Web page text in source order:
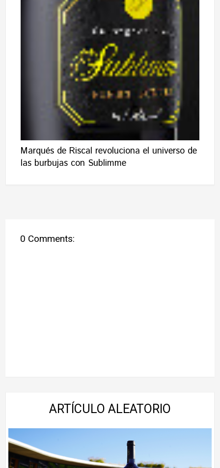
Marqués de Riscal revoluciona el universo de
las burbujas con Sublimme
0 Comments:
ARTÍCULO ALEATORIO